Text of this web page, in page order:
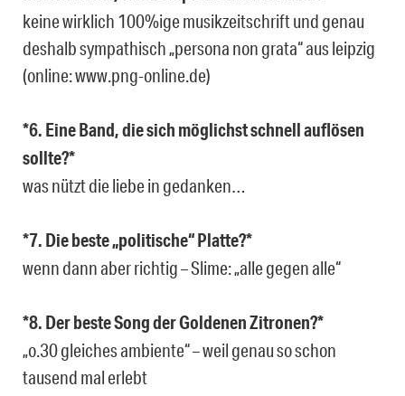
keine wirklich 100%ige musikzeitschrift und genau
deshalb sympathisch „persona non grata“ aus leipzig
(online: www.png-online.de)
*6. Eine Band, die sich möglichst schnell auflösen
sollte?*
was nützt die liebe in gedanken…
*7. Die beste „politische“ Platte?*
wenn dann aber richtig – Slime: „alle gegen alle“
*8. Der beste Song der Goldenen Zitronen?*
„o.30 gleiches ambiente“ – weil genau so schon
tausend mal erlebt